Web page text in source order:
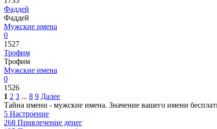
Фаддей
Фаддей
Мужские имена
0
1527
Трофим
Трофим
Мужские имена
0
1526
1 2 3 ... 8 9 Далее
Тайна имени - мужские имена. Значение вашего имени
5 Настроение
268 Привлечение денег